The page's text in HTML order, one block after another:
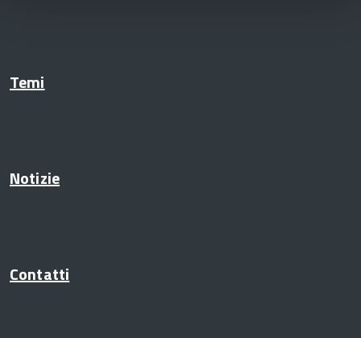
Temi
Notizie
Contatti